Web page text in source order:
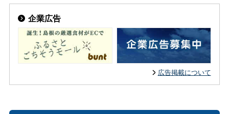
企業広告
広告掲載について